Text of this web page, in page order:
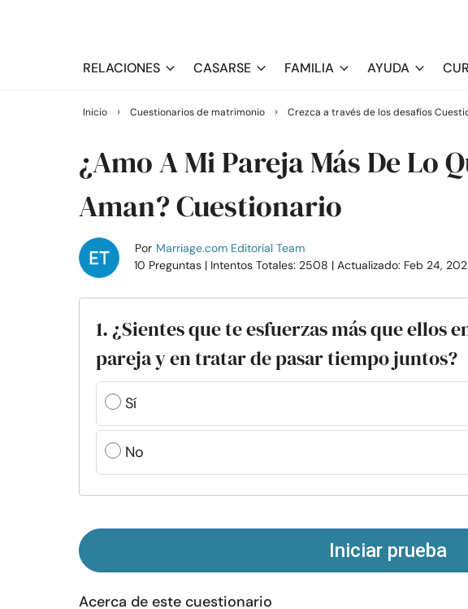
RELACIONES CASARSE FAMILIA AYUDA
Inicio › Cuestionarios de matrimonio › Crezca a través de los desafíos
¿Amo A Mi Pareja Más De Lo
Aman? Cuestionario
Por Marriage.com Editorial Team
10 Preguntas | Intentos Totales: 2508 | Actualizado: Feb 24,
1. ¿Sientes que te esfuerzas más que ellos
pareja y en tratar de pasar tiempo juntos?
Sí
No
Iniciar prueba
Acerca de este cuestionario